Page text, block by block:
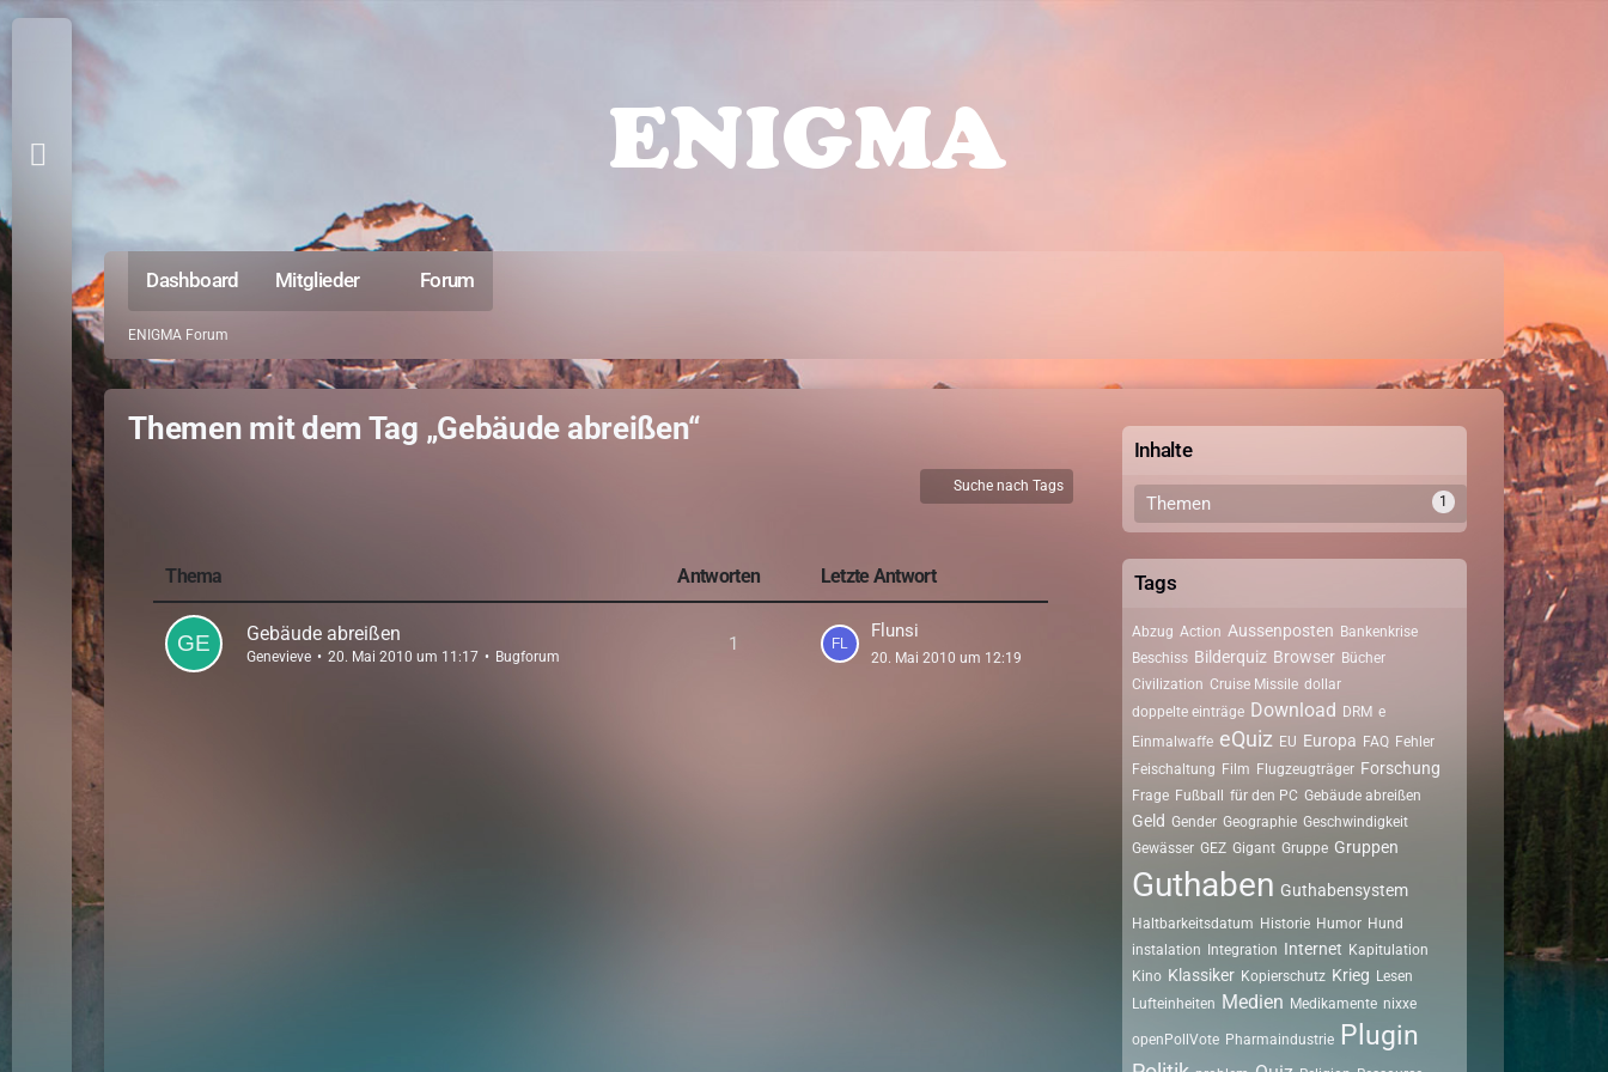
Dashboard Mitglieder Forum
ENIGMA Forum
Themen mit dem Tag „Gebäude abreißen“
Suche nach Tags
Thema Antworten Letzte Antwort
Gebäude abreißen
Genevieve 20. Mai 2010 um 11:17 Bugforum
1
Flunsi
20. Mai 2010 um 12:19
Inhalte
Themen 1
Tags
Abzug Action Aussenposten Bankenkrise
Beschiss Bilderquiz Browser Bücher
Civilization Cruise Missile dollar
doppelte einträge Download DRM e
Einmalwaffe eQuiz EU Europa FAQ Fehler
Feischaltung Film Flugzeugträger Forschung
Frage Fußball für den PC Gebäude abreißen
Geld Gender Geographie Geschwindigkeit
Gewässer GEZ Gigant Gruppe Gruppen
Guthaben Guthabensystem
Haltbarkeitsdatum Historie Humor Hund
instalation
Integration Internet Kapitulation
Kino Klassiker Kopierschutz Krieg Lesen
Lufteinheiten Medien Medikamente nixxe
openPollVote Pharmaindustrie Plugin